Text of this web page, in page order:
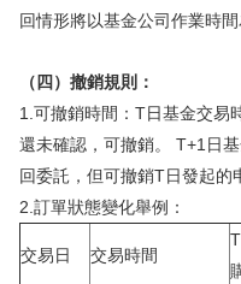
回情形將以基金公司作業時間
（四）撤銷規則：
1.可撤銷時間：T日基金交易
還未確認，可撤銷。 T+1日
回委託，但可撤銷T日發起的
2.訂單狀態變化舉例：
交易日 交易時間